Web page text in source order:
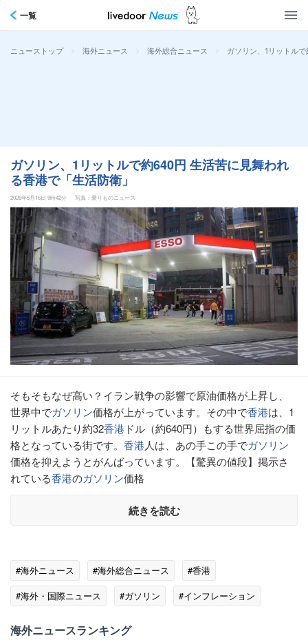
一覧
ニューストップ > 海外ニュース > 海外総合ニュース > ガソリン、1リットル
ガソリン、1リットルで約640円 生活苦に見舞われ
る香港で「生活防衛」
2026年5月16日 9時42分 写真：乗りものニュース
そもそもなぜ高い？イラン戦争の影響で原油価格が上昇し、
世界中でガソリン価格が上がっています。その中で香港は、1
リットルあたり約32香港 ドル（約640円）もする世界屈指の価
格となっている街です。 香港人は、あの手この手でガソリン
価格を抑えようとがんばっています。【驚異の値段】掲示さ
れている香港のガソリン価格
続きを読む
#海外ニュース #海外総合ニュース
#香港
#海外・国際ニュース
#ガソリン #インフレーション
海外ニュースランキング